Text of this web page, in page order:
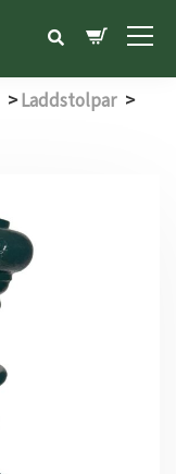
>Laddstolpar >